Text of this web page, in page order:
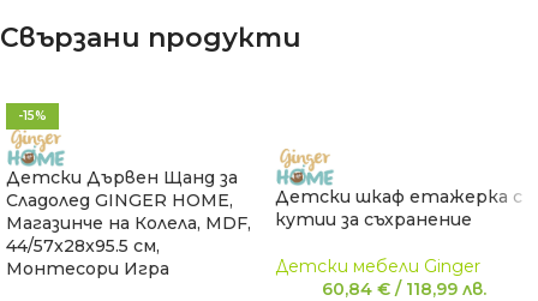
Свързани продукти
-15%
Детски Дървен Щанд за
Сладолед GINGER HOME,
Магазинче на Колела, MDF,
44/57x28x95.5 см,
Монтесори Игра
Детски шкаф етажерка с
кутии за съхранение
Детски мебели Ginger
60,84 € / 118,99 лв.